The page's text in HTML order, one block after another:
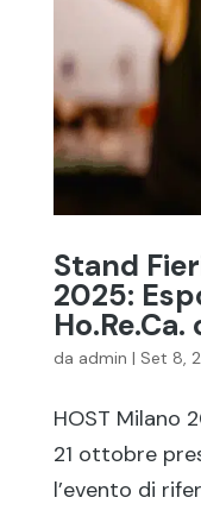
Stand
2025:
da admin | Set 8,
HOST Milano
21 ottobre
l’evento di